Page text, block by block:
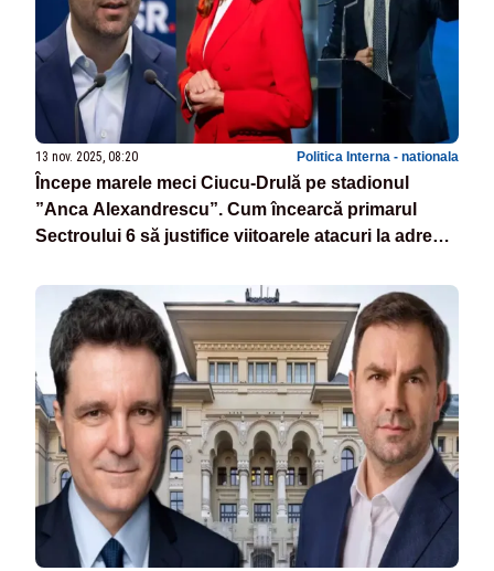
13 nov. 2025, 08:20 Politica Interna - nationala
Începe marele meci Ciucu-Drulă pe stadionul
”Anca Alexandrescu”. Cum încearcă primarul
Sectroului 6 să justifice viitoarele atacuri la adresa